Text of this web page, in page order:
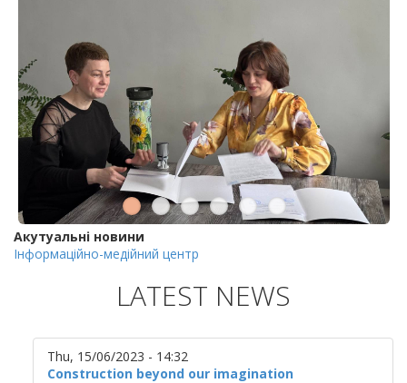
Акутуальні новини
Інформаційно-медійний центр
LATEST NEWS
Thu, 15/06/2023 - 14:32
Construction beyond our imagination